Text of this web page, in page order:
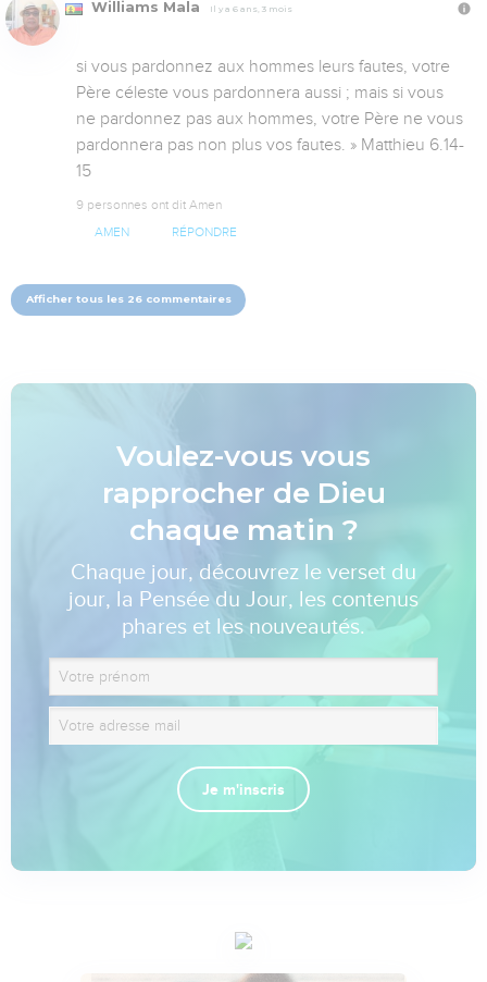
Williams Mala Il y a 6 ans, 3 mois
si vous pardonnez aux hommes leurs fautes, votre
Père céleste vous pardonnera aussi ; mais si vous
ne pardonnez pas aux hommes, votre Père ne vous
pardonnera pas non plus vos fautes. » Matthieu 6.14-
15
9 personnes ont dit Amen
AMEN RÉPONDRE
Afficher tous les 26 commentaires
Voulez-vous vous
rapprocher de Dieu
chaque matin ?
Chaque jour, découvrez le verset du
jour, la Pensée du Jour, les contenus
phares et les nouveautés.
Je m'inscris